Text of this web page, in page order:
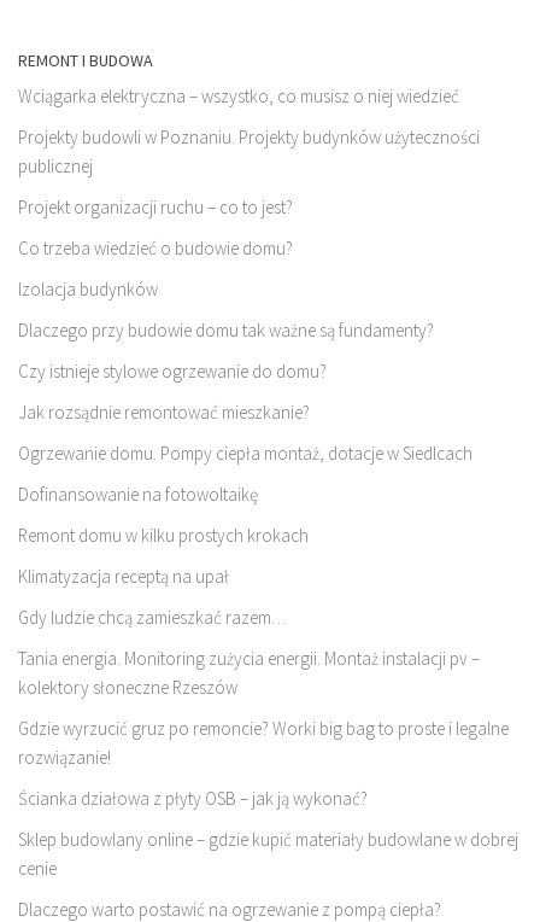
REMONT I BUDOWA
Wciągarka elektryczna – wszystko, co musisz o niej wiedzieć
Projekty budowli w Poznaniu. Projekty budynków użyteczności
publicznej
Projekt organizacji ruchu – co to jest?
Co trzeba wiedzieć o budowie domu?
Izolacja budynków
Dlaczego przy budowie domu tak ważne są fundamenty?
Czy istnieje stylowe ogrzewanie do domu?
Jak rozsądnie remontować mieszkanie?
Ogrzewanie domu. Pompy ciepła montaż, dotacje w Siedlcach
Dofinansowanie na fotowoltaikę
Remont domu w kilku prostych krokach
Klimatyzacja receptą na upał
Gdy ludzie chcą zamieszkać razem…
Tania energia. Monitoring zużycia energii. Montaż instalacji pv –
kolektory słoneczne Rzeszów
Gdzie wyrzucić gruz po remoncie? Worki big bag to proste i legalne
rozwiązanie!
Ścianka działowa z płyty OSB – jak ją wykonać?
Sklep budowlany online – gdzie kupić materiały budowlane w dobrej
cenie
Dlaczego warto postawić na ogrzewanie z pompą ciepła?